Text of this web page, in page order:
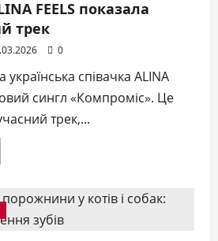
FEELS показала
трек
0
співачка ALINA
сингл «Компроміс». Це
трек,...